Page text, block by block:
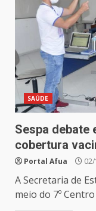
SAÚDE
Sespa debate
cobertura
Portal Afua
A Secretaria de
meio do 7º Centro